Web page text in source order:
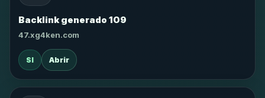
Backlink generado 109
47.xg4ken.com
SI Abrir